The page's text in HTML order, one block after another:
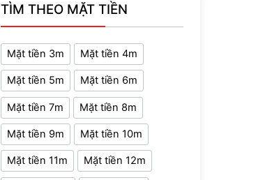
TÌM THEO MẶT TIỀN
Mặt tiền 3m Mặt tiền 4m
Mặt tiền 5m Mặt tiền 6m
Mặt tiền 7m Mặt tiền 8m
Mặt tiền 9m Mặt tiền 10m
Mặt tiền 11m Mặt tiền 12m